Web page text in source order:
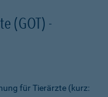
(GOT) -
für Tierärzte (kurz: